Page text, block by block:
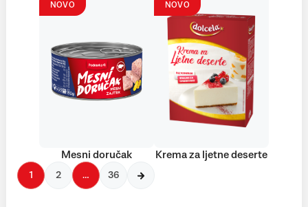
NOVO
Mesni doručak
NOVO
Krema za ljetne deserte
1 2 … 36